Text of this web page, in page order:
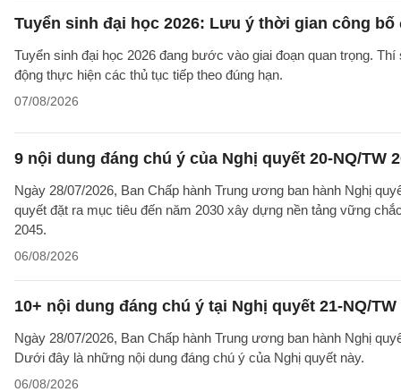
Tuyển sinh đại học 2026: Lưu ý thời gian công
Tuyển sinh đại học 2026 đang bước vào giai đoạn quan trọng.
động thực hiện các thủ tục tiếp theo đúng hạn.
07/08/2026
9 nội dung đáng chú ý của Nghị quyết 20-NQ/TW
Ngày 28/07/2026, Ban Chấp hành Trung ương ban hành Nghị
quyết đặt ra mục tiêu đến năm 2030 xây dựng nền tảng vững
2045.
06/08/2026
10+ nội dung đáng chú ý tại Nghị quyết 21-NQ/TW
Ngày 28/07/2026, Ban Chấp hành Trung ương ban hành Nghị
Dưới đây là những nội dung đáng chú ý của Nghị quyết này.
06/08/2026